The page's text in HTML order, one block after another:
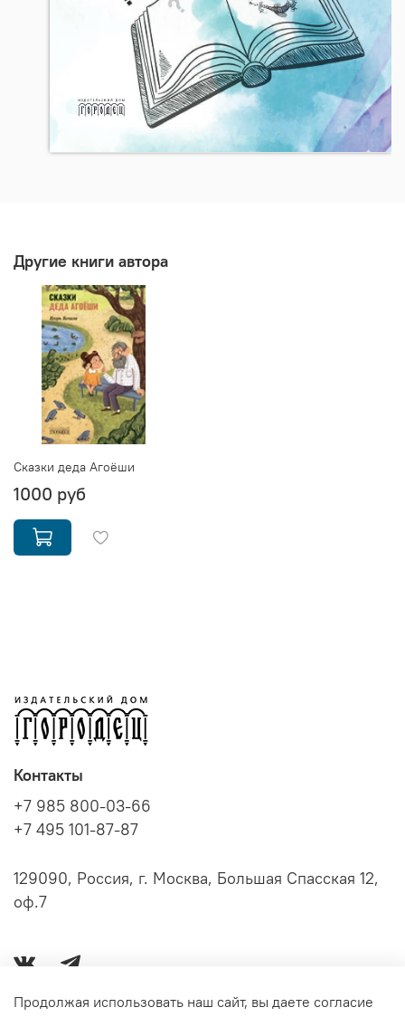
Другие книги автора
Cказки деда Агоёши
1000 руб
Контакты
+7 985 800-03-66
+7 495 101-87-87
129090, Россия, г. Москва, Большая Спасская 12,
оф.7
Продолжая использовать наш сайт, вы даете согласие